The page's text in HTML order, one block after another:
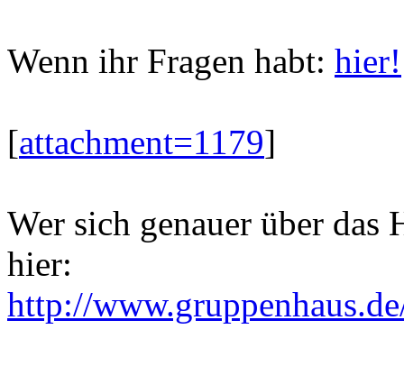
Wenn ihr Fragen habt: hier!
[attachment=1179]
Wer sich genauer über das
hier:
http://